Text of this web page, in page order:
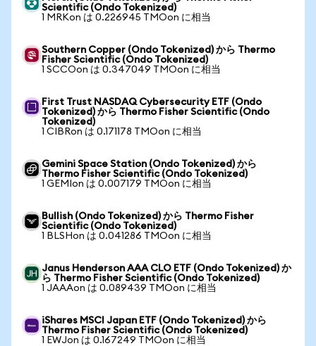
Scientific (Ondo Tokenized)
1 MRKon は 0.226945 TMOon に相当
Southern Copper (Ondo Tokenized) から Thermo
Fisher Scientific (Ondo Tokenized)
1 SCCOon は 0.347049 TMOon に相当
First Trust NASDAQ Cybersecurity ETF (Ondo
Tokenized) から Thermo Fisher Scientific (Ondo
Tokenized)
1 CIBRon は 0.171178 TMOon に相当
Gemini Space Station (Ondo Tokenized) から
Thermo Fisher Scientific (Ondo Tokenized)
1 GEMIon は 0.007179 TMOon に相当
Bullish (Ondo Tokenized) から Thermo Fisher
Scientific (Ondo Tokenized)
1 BLSHon は 0.041286 TMOon に相当
Janus Henderson AAA CLO ETF (Ondo Tokenized) か
ら Thermo Fisher Scientific (Ondo Tokenized)
1 JAAAon は 0.089439 TMOon に相当
iShares MSCI Japan ETF (Ondo Tokenized) から
Thermo Fisher Scientific (Ondo Tokenized)
1 EWJon は 0.167249 TMOon に相当